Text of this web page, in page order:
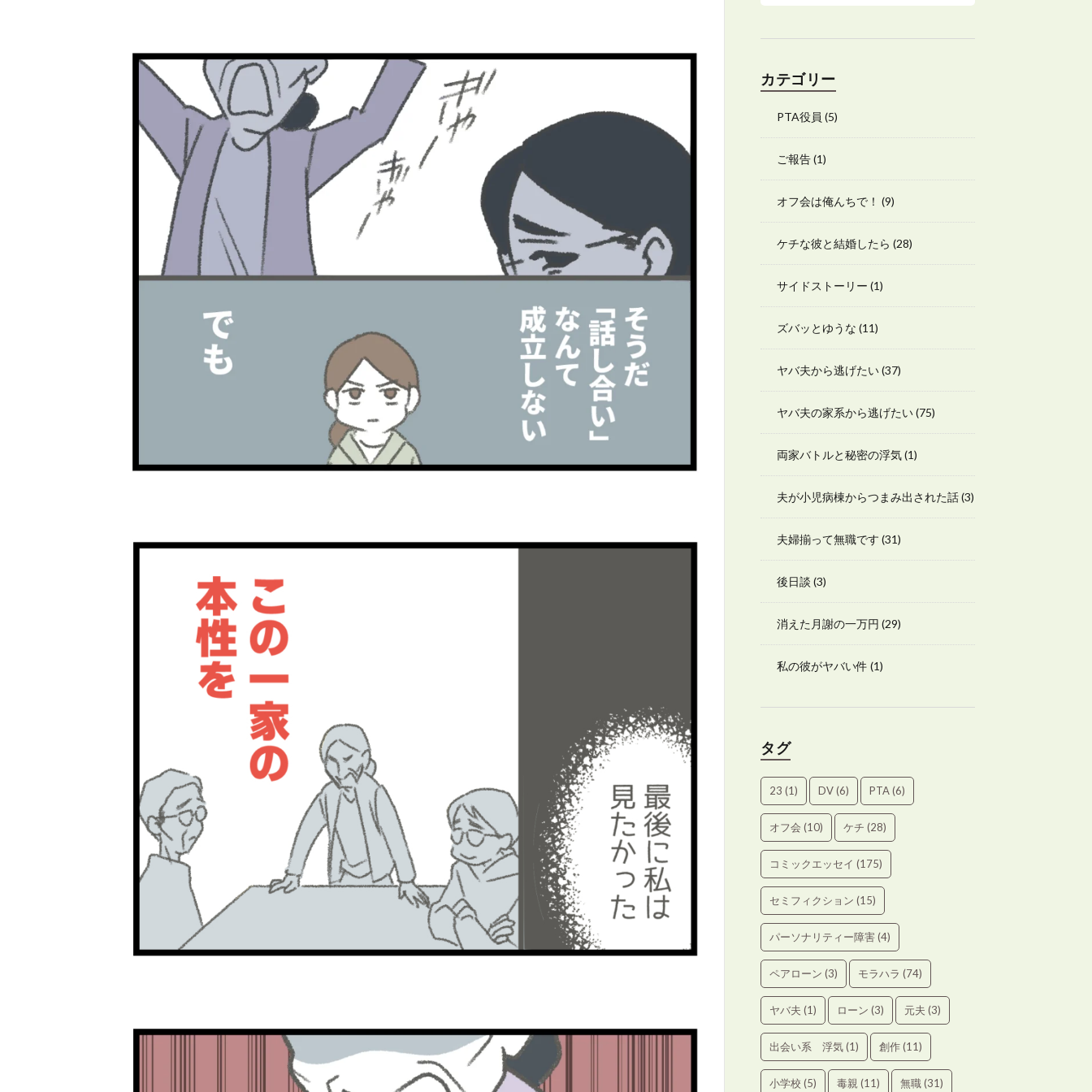
カテゴリー
PTA役員 (5)
ご報告(1)
オフ会は俺んちで！ (9)
ケチな彼と結婚したら (28)
サイドストーリー (1)
ズバッとゆうな (11)
ヤバ夫から逃げたい(37)
ヤバ夫の家系から逃げたい(75)
両家バトルと秘密の浮気(1)
夫が小児病棟からつまみ出された話(3)
夫婦揃って無職です (31)
後日談 (3)
消えた月謝の一万円 (29)
私の彼がヤバい件 (1)
タグ
23 (1) DV(6) PTA(6)
オフ会 (10) ケチ (28)
コミックエッセイ (175)
セミフィクション (15)
パーソナリティー障害(4)
ペアローン (3) モラハラ (74)
ヤバ夫 (1) ローン (3) 元夫 (3)
出会い系 浮気(1) 創作(11)
小学校 (5) 毒親 (11) 無職(31)